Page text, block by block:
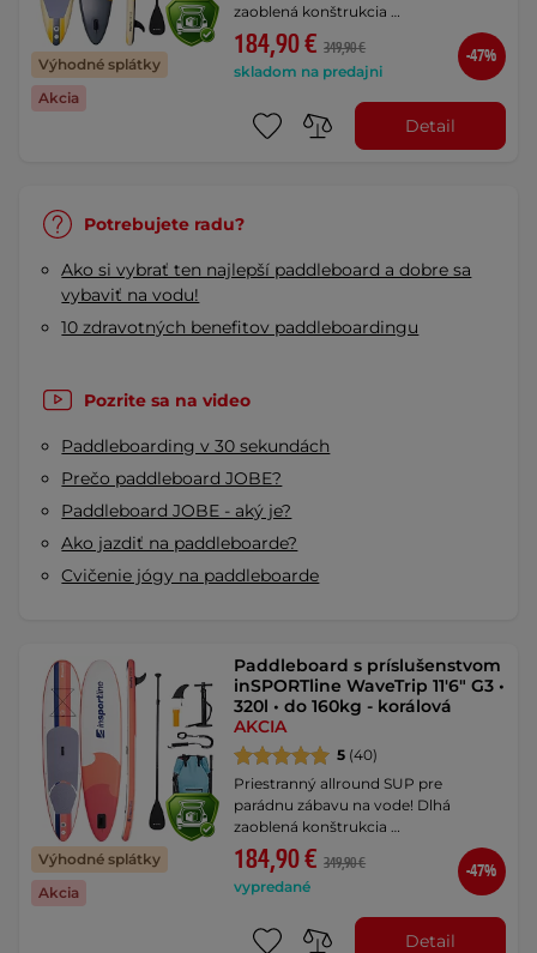
Výhodné splátky
Akcia
zaoblená konštrukcia …
184,90 € 349,90 €
skladom na predajni
-47%
Detail
Potrebujete radu?
Ako si vybrať ten najlepší paddleboard a dobre sa
vybaviť na vodu!
10 zdravotných benefitov paddleboardingu
Pozrite sa na video
Paddleboarding v 30 sekundách
Prečo paddleboard JOBE?
Paddleboard JOBE - aký je?
Ako jazdiť na paddleboarde?
Cvičenie jógy na paddleboarde
Výhodné splátky
Akcia
Paddleboard s príslušenstvom
inSPORTline WaveTrip 11'6" G3 •
320l • do 160kg - korálová
AKCIA
5 (40)
Priestranný allround SUP pre
parádnu zábavu na vode! Dlhá
zaoblená konštrukcia …
184,90 € 349,90 €
vypredané
-47%
Detail